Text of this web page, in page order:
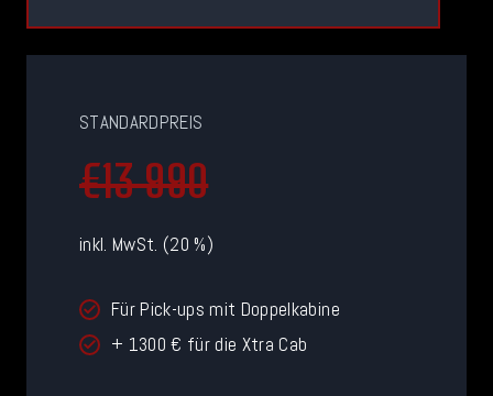
STANDARDPREIS
€13 990
inkl. MwSt. (20 %)
Für Pick-ups mit Doppelkabine
+ 1300 € für die Xtra Cab